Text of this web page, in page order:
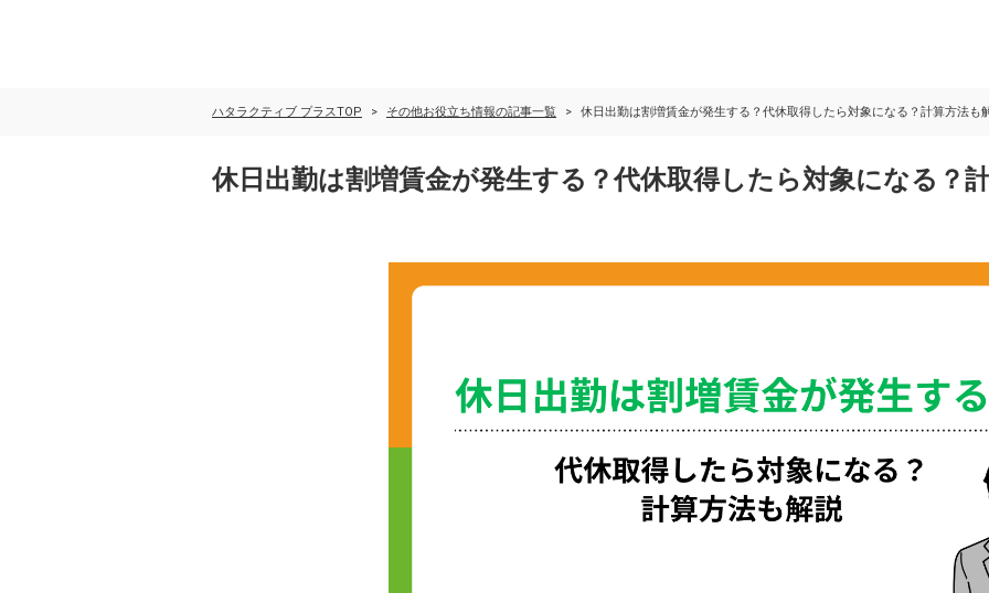
ハタラクティブ プラスTOP その他お役立ち情報の記事一覧​ 休日出勤は割増賃金が発生する？代休取得したら対象になる？計算方法も
休日出勤は割増賃金が発生する？代休取得したら対象になる？